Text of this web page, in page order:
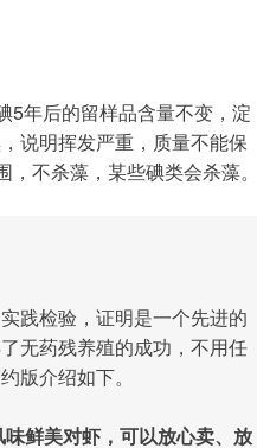
5年后的留样品含量不变，淀
说明挥发严重，质量不能保
不杀藻，某些碘类会杀藻。
践检验，证明是一个先进的
无药残养殖的成功，不用任
版介绍如下。
鲜美对虾，可以放心卖、放